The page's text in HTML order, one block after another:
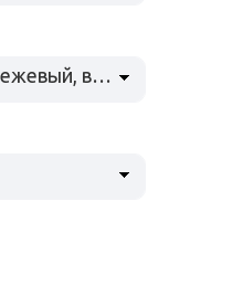
Dali bianco , 120г/м2 (бежевый, вельвет)